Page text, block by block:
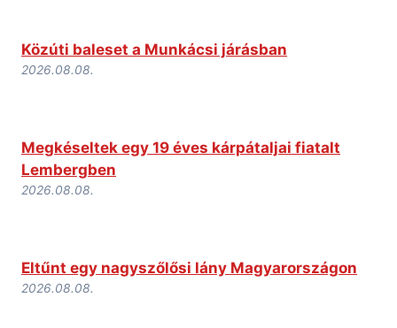
Közúti baleset a Munkácsi járásban
2026.08.08.
Megkéseltek egy 19 éves kárpátaljai fiatalt
Lembergben
2026.08.08.
Eltűnt egy nagyszőlősi lány Magyarországon
2026.08.08.